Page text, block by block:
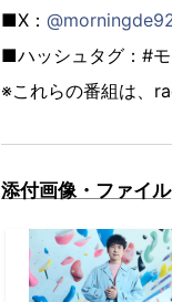
■X：
■ハッシュタグ：#
※これらの番組は、
添付画像・ファイル